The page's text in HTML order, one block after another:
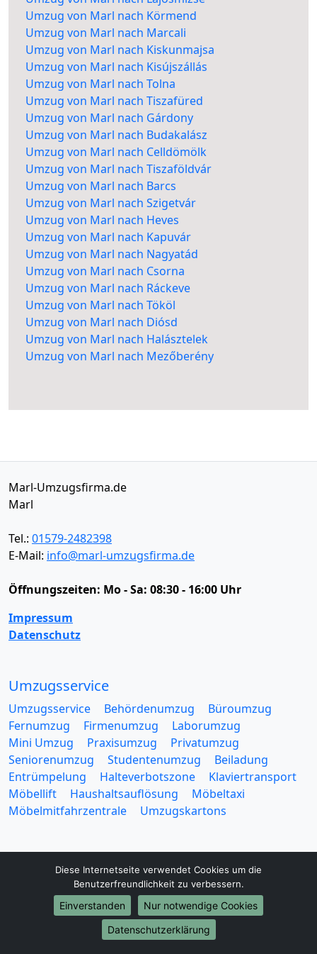
Umzug von Marl nach Körmend
Umzug von Marl nach Marcali
Umzug von Marl nach Kiskunmajsa
Umzug von Marl nach Kisújszállás
Umzug von Marl nach Tolna
Umzug von Marl nach Tiszafüred
Umzug von Marl nach Gárdony
Umzug von Marl nach Budakalász
Umzug von Marl nach Celldömölk
Umzug von Marl nach Tiszaföldvár
Umzug von Marl nach Barcs
Umzug von Marl nach Szigetvár
Umzug von Marl nach Heves
Umzug von Marl nach Kapuvár
Umzug von Marl nach Nagyatád
Umzug von Marl nach Csorna
Umzug von Marl nach Ráckeve
Umzug von Marl nach Tököl
Umzug von Marl nach Diósd
Umzug von Marl nach Halásztelek
Umzug von Marl nach Mezőberény
Marl-Umzugsfirma.de
Marl
Tel.: 01579-2482398
E-Mail: info@marl-umzugsfirma.de
Öffnungszeiten: Mo - Sa: 08:30 - 16:00 Uhr
Impressum
Datenschutz
Umzugsservice
Umzugsservice Behördenumzug
Büroumzug
Fernumzug
Firmenumzug
Laborumzug
Mini Umzug
Praxisumzug
Privatumzug
Seniorenumzug
Studentenumzug
Beiladung
Entrümpelung
Halteverbotszone
Klaviertransport
Möbellift
Haushaltsauflösung
Möbeltaxi
Möbelmitfahrzentrale
Umzugskartons
Europa-Umzüge
Umzug von Marl nach Belarus
Umzug von Marl nach Belgien
Diese Internetseite verwendet Cookies um die
Benutzerfreundlichkeit zu verbessern.
Einverstanden
Nur notwendige Cookies
Datenschutzerklärung